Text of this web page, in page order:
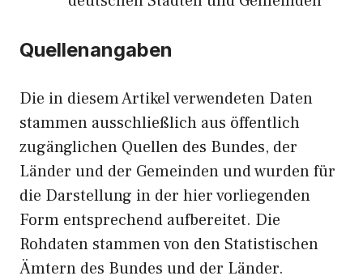
Quellenangaben
Die in diesem Artikel verwendeten Daten
stammen ausschließlich aus öffentlich
zugänglichen Quellen des Bundes, der
Länder und der Gemeinden und wurden für
die Darstellung in der hier vorliegenden
Form entsprechend aufbereitet. Die
Rohdaten stammen von den Statistischen
Ämtern des Bundes und der Länder.